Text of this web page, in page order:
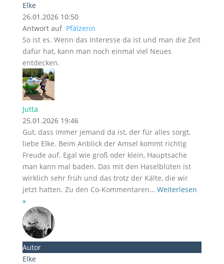
Elke
26.01.2026 10:50
Antwort auf Pfälzerin
So ist es. Wenn das Interesse da ist und man die Zeit
dafür hat, kann man noch einmal viel Neues
entdecken.
Jutta
25.01.2026 19:46
Gut, dass immer jemand da ist, der für alles sorgt,
liebe Elke. Beim Anblick der Amsel kommt richtig
Freude auf. Egal wie groß oder klein, Hauptsache
man kann mal baden. Das mit den Haselblüten ist
wirklich sehr früh und das trotz der Kälte, die wir
jetzt hatten. Zu den Co-Kommentaren… Weiterlesen
»
Autor
Elke